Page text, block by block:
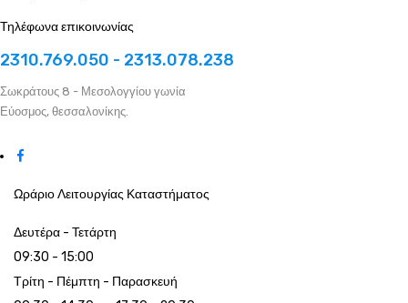
Τηλέφωνα επικοινωνίας
2310.769.050 - 2313.078.238
Σωκράτους 8 - Μεσολογγίου γωνία
Εύοσμος, θεσσαλονίκης.
Ωράριο Λειτουργίας Καταστήματος
Δευτέρα - Τετάρτη
09:30 - 15:00
Τρίτη - Πέμπτη - Παρασκευή